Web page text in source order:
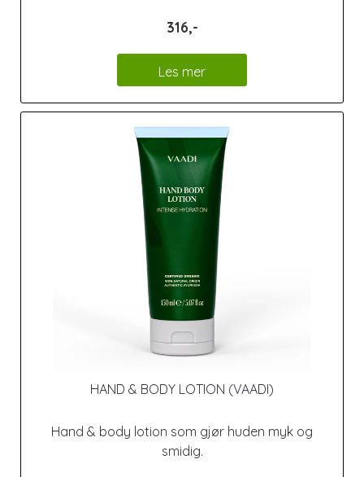
316,-
Les mer
HAND & BODY LOTION (VAADI)
Hand & body lotion som gjør huden myk og
smidig.